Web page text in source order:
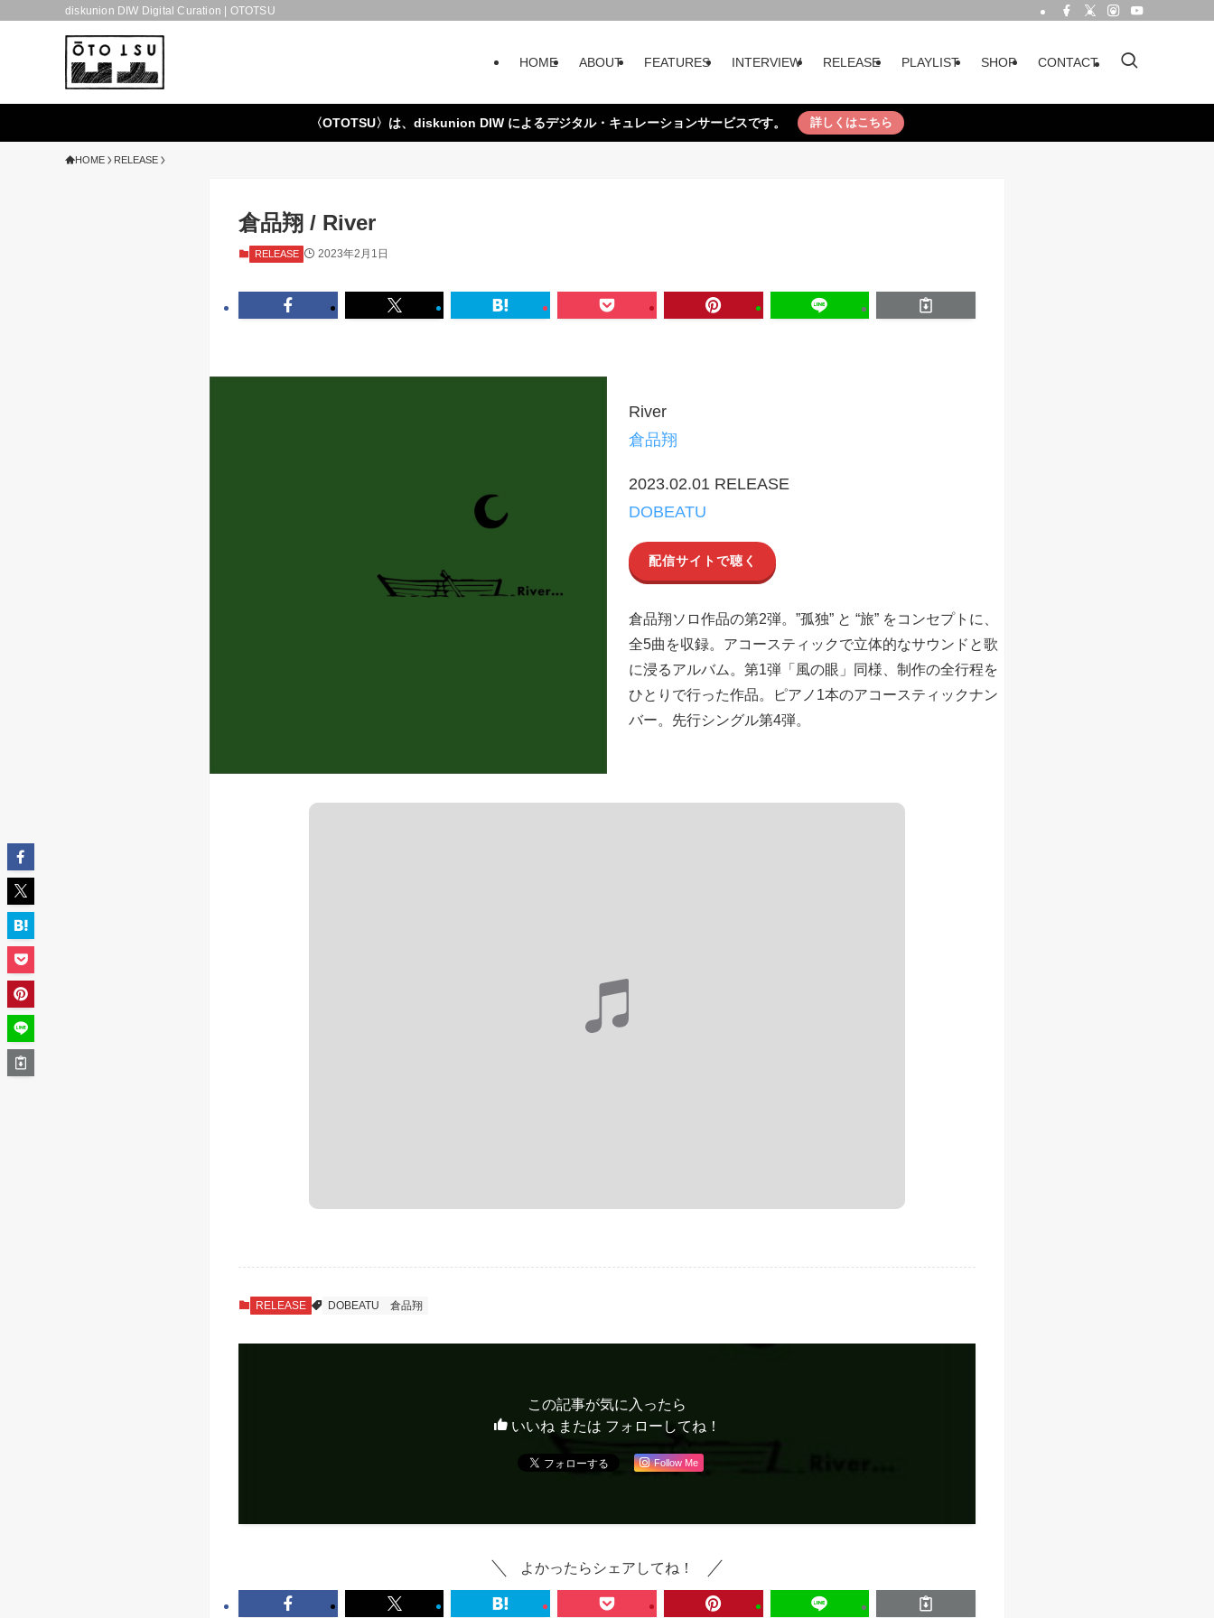
diskunion DIW Digital Curation | OTOTSU
HOME ABOUT FEATURES INTERVIEW RELEASE PLAYLIST SHOP CONTACT
〈OTOTSU〉は、diskunion DIW によるデジタル・キュレーションサービスです。 詳しくはこちら
HOME RELEASE
倉品翔 / River
RELEASE 2023年2月1日
River
倉品翔
2023.02.01 RELEASE
DOBEATU
配信サイトで聴く
倉品翔ソロ作品の第2弾。”孤独” と “旅” をコンセプトに、
全5曲を収録。アコースティックで立体的なサウンドと歌
に浸るアルバム。第1弾「風の眼」同様、制作の全行程を
ひとりで行った作品。ピアノ1本のアコースティックナン
バー。先行シングル第4弾。
RELEASE DOBEATU 倉品翔
この記事が気に入ったら
いいね または フォローしてね！
Follow Me
よかったらシェアしてね！